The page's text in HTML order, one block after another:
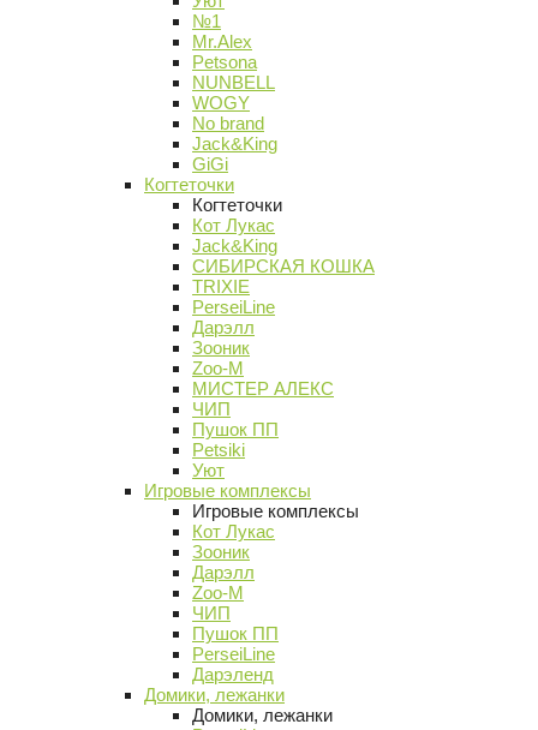
№1
Mr.Alex
Petsona
NUNBELL
WOGY
No brand
Jack&King
GiGi
Когтеточки
Когтеточки
Кот Лукас
Jack&King
СИБИРСКАЯ КОШКА
TRIXIE
PerseiLine
Дарэлл
Зооник
Zoo-M
МИСТЕР АЛЕКС
ЧИП
Пушок ПП
Petsiki
Уют
Игровые комплексы
Игровые комплексы
Кот Лукас
Зооник
Дарэлл
Zoo-M
ЧИП
Пушок ПП
PerseiLine
Дарэленд
Домики, лежанки
Домики, лежанки